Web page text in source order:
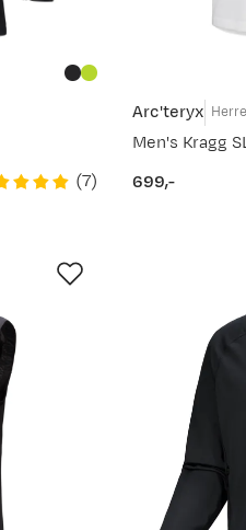
(7)
Arc'teryx Herre
price
699,-